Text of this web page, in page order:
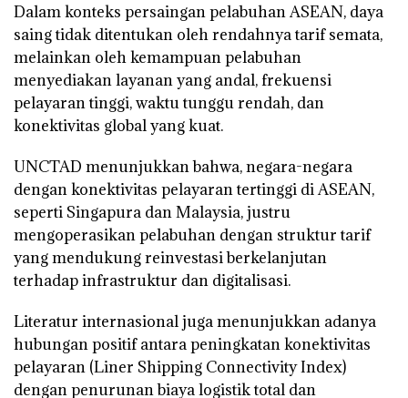
Dalam konteks persaingan pelabuhan ASEAN, daya
saing tidak ditentukan oleh rendahnya tarif semata,
melainkan oleh kemampuan pelabuhan
menyediakan layanan yang andal, frekuensi
pelayaran tinggi, waktu tunggu rendah, dan
konektivitas global yang kuat.
UNCTAD menunjukkan bahwa, negara-negara
dengan konektivitas pelayaran tertinggi di ASEAN,
seperti Singapura dan Malaysia, justru
mengoperasikan pelabuhan dengan struktur tarif
yang mendukung reinvestasi berkelanjutan
terhadap infrastruktur dan digitalisasi.
Literatur internasional juga menunjukkan adanya
hubungan positif antara peningkatan konektivitas
pelayaran (Liner Shipping Connectivity Index)
dengan penurunan biaya logistik total dan